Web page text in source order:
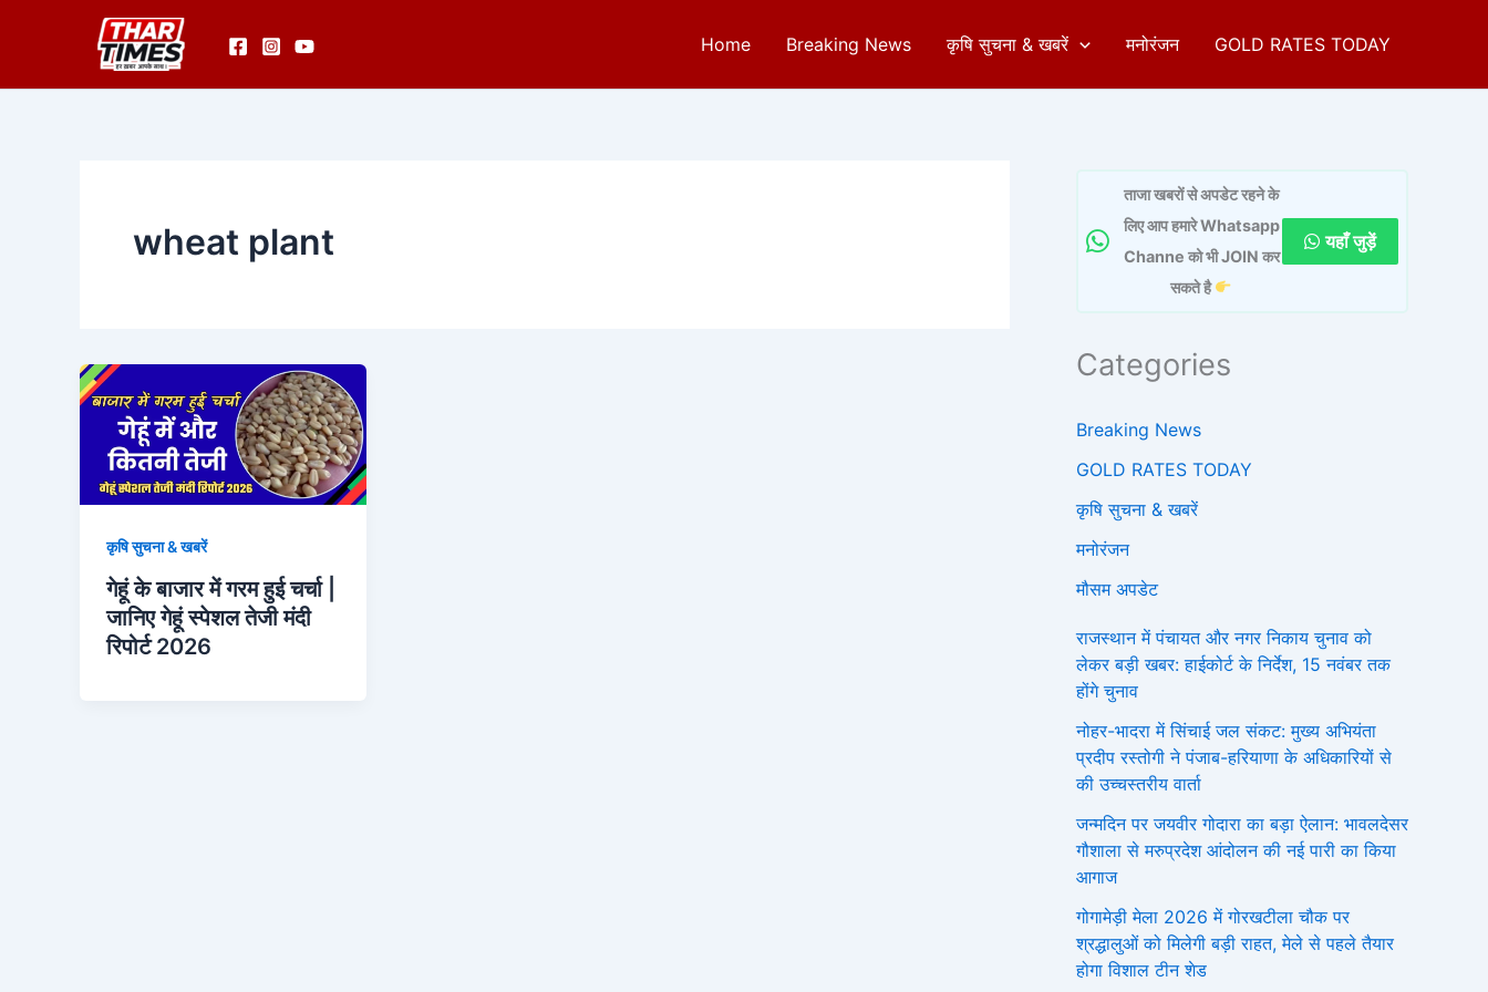
Home Breaking News कृषि सुचना & खबरें मनोरंजन GOLD RATES TODAY
wheat plant
कृषि सुचना & खबरें
गेहूं के बाजार में गरम हुई चर्चा |
जानिए गेहूं स्पेशल तेजी मंदी
रिपोर्ट 2026
ताजा खबरों से अपडेट रहने के
लिए आप हमारे Whatsapp
Channe को भी JOIN कर
सकते है
यहाँ जुड़ें
Categories
Breaking News
GOLD RATES TODAY
कृषि सुचना & खबरें
मनोरंजन
मौसम अपडेट
राजस्थान में पंचायत और नगर निकाय चुनाव को
लेकर बड़ी खबर: हाईकोर्ट के निर्देश, 15 नवंबर तक
होंगे चुनाव
नोहर-भादरा में सिंचाई जल संकट: मुख्य अभियंता
प्रदीप रस्तोगी ने पंजाब-हरियाणा के अधिकारियों से
की उच्चस्तरीय वार्ता
जन्मदिन पर जयवीर गोदारा का बड़ा ऐलान: भावलदेसर
गौशाला से मरुप्रदेश आंदोलन की नई पारी का किया
आगाज
गोगामेड़ी मेला 2026 में गोरखटीला चौक पर
श्रद्धालुओं को मिलेगी बड़ी राहत, मेले से पहले तैयार
होगा विशाल टीन शेड